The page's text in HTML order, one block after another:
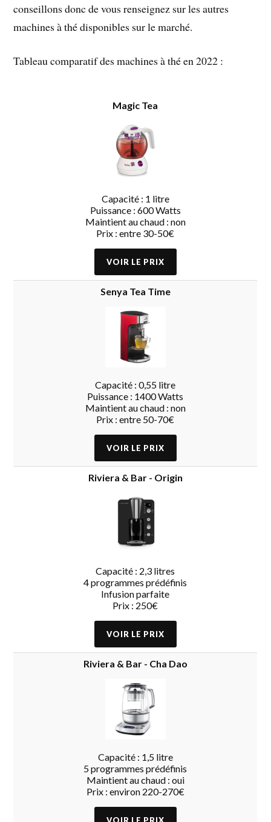
conseillons donc de vous renseignez sur les autres
machines à thé disponibles sur le marché.
Tableau comparatif des machines à thé en 2022 :
Magic Tea
Capacité : 1 litre
Puissance : 600 Watts
Maintient au chaud : non
Prix : entre 30-50€
Senya Tea Time
Capacité : 0,55 litre
Puissance : 1400 Watts
Maintient au chaud : non
Prix : entre 50-70€
Riviera & Bar - Origin
Capacité : 2,3 litres
4 programmes prédéfinis
Infusion parfaite
Prix : 250€
Riviera & Bar - Cha Dao
Capacité : 1,5 litre
5 programmes prédéfinis
Maintient au chaud : oui
Prix : environ 220-270€